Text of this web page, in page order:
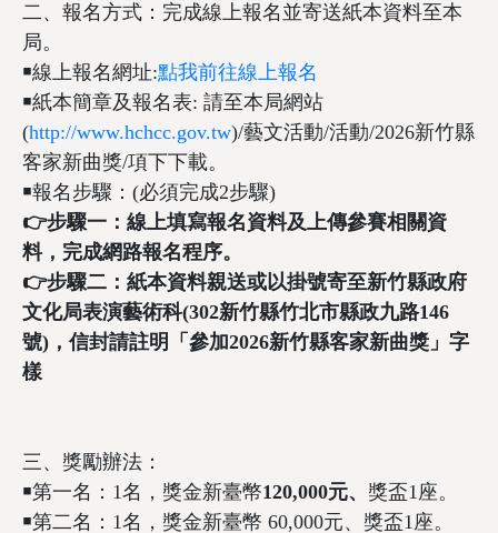
二、報名方式：完成線上報名並寄送紙本資料至本
局。
￭線上報名網址:點我前往線上報名
￭紙本簡章及報名表: 請至本局網站
(http://www.hchcc.gov.tw)/藝文活動/活動/2026新竹縣
客家新曲獎/項下下載。
￭報名步驟：(必須完成2步驟)
👉步驟一：線上填寫報名資料及上傳參賽相關資
料，完成網路報名程序。
👉步驟二：紙本資料親送或以掛號寄至新竹縣政府
文化局表演藝術科(302新竹縣竹北市縣政九路146
號)，信封請註明「參加2026新竹縣客家新曲獎」字
樣
三、獎勵辦法：
￭第一名：1名，獎金新臺幣120,000元、 獎盃1座。
￭第二名：1名，獎金新臺幣 60,000元、獎盃1座。